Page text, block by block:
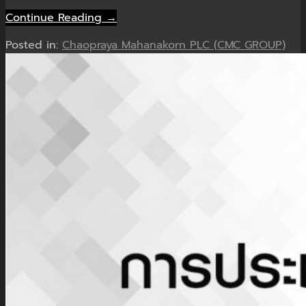
Continue Reading →
Posted in: Chaopraya Mahanakorn PLC (CMC GROUP)